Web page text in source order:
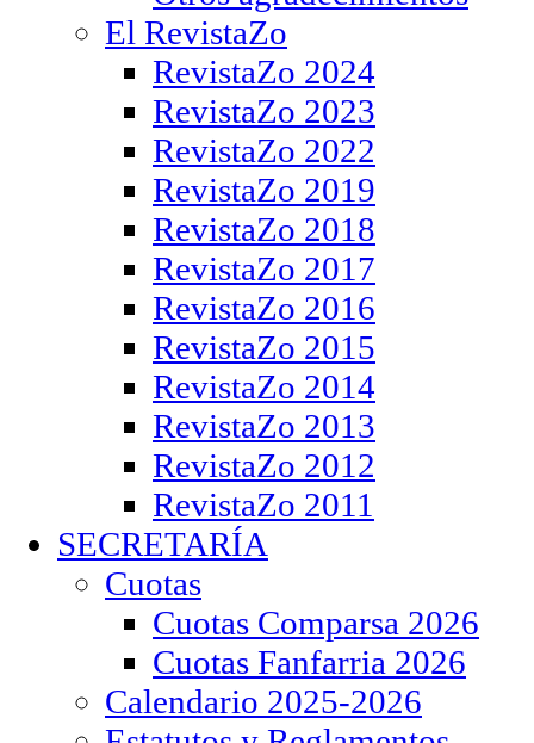
El RevistaZo
RevistaZo 2024
RevistaZo 2023
RevistaZo 2022
RevistaZo 2019
RevistaZo 2018
RevistaZo 2017
RevistaZo 2016
RevistaZo 2015
RevistaZo 2014
RevistaZo 2013
RevistaZo 2012
RevistaZo 2011
SECRETARÍA
Cuotas
Cuotas Comparsa 2026
Cuotas Fanfarria 2026
Calendario 2025-2026